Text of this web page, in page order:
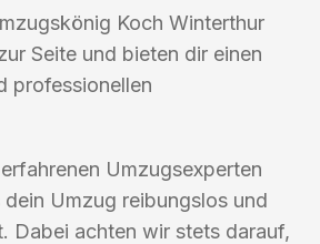
Koch Winterthur
Seite und bieten dir einen
professionellen
Umzugsexperten
Umzug reibungslos und
Dabei achten wir stets darauf,